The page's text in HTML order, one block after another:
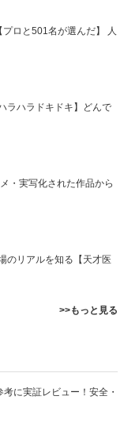
ロと501名が選んだ】 人
ラハラドキドキ】どんで
・実写化された作品から
のリアルを知る【天才医
>>もっと見る
に実証レビュー！安全・